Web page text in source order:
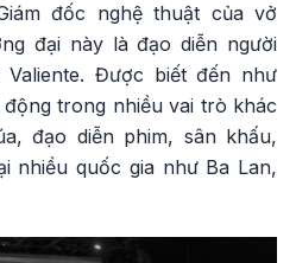
đốc nghệ thuật của vở
đại này là đạo diễn người
Valiente. Được biết đến như
trong nhiều vai trò khác
đạo diễn phim, sân khấu,
nhiều quốc gia như Ba Lan,